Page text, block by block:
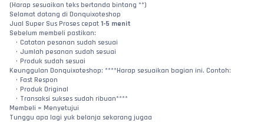
(Harap sesuaikan teks bertanda bintang **)
Selamat datang di Donquixoteshop
Jual Super Sus Proses cepat 1-5 menit
Sebelum membeli pastikan:
Catatan pesanan sudah sesuai
Jumlah pesanan sudah sesuai
Produk sudah sesuai
Keunggulan Donquixoteshop: ****Harap sesuaikan bagian ini. Contoh:
Fast Respon
Produk Original
Transaksi sukses sudah ribuan****
Membeli = Menyetujui
Tunggu apa lagi yuk belanja sekarang jugaa